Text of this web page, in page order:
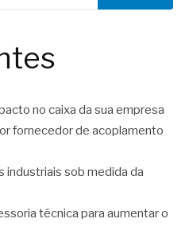
no caixa da sua empresa
fornecedor de acoplamento
industriais sob medida da
técnica para aumentar o